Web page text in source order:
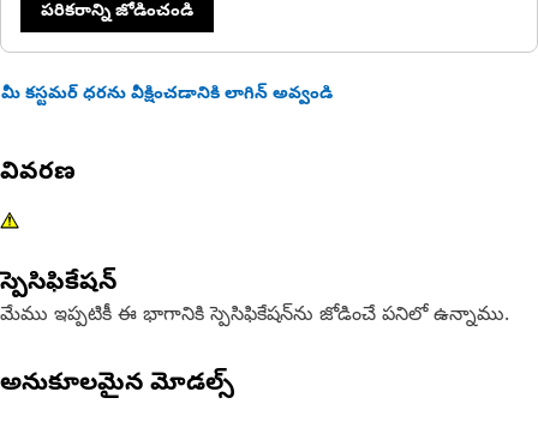
పరికరాన్ని జోడించండి
మీ కస్టమర్ ధరను వీక్షించడానికి లాగిన్ అవ్వండి
వివరణ
స్పెసిఫికేషన్
మేము ఇప్పటికీ ఈ భాగానికి స్పెసిఫికేషన్‌ను జోడించే పనిలో ఉన్నాము.
అనుకూలమైన మోడల్స్